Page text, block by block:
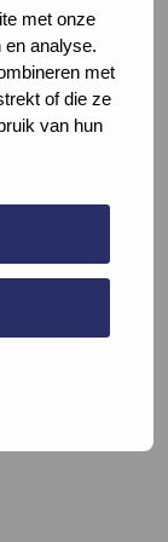
met onze
en analyse.
met
of die ze
van hun
duurzaam
(klasse C)
aan dit
Voor klasse
te voldoen.
in het kader
2021
Dit kan
25 kg/m2 en